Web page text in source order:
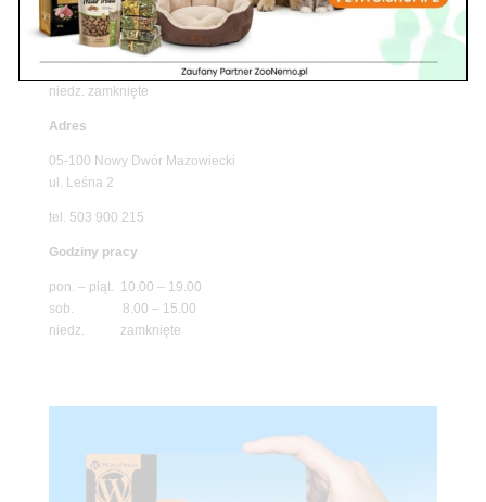
Godziny pracy
pon. – piąt. 10.00 – 19.00
niedz. zamknięte
Adres
05-100 Nowy Dwór Mazowiecki
ul. Leśna 2
tel. 503 900 215
Godziny pracy
pon. – piąt. 10.00 – 19.00
sob. 8.00 – 15.00
niedz. zamknięte